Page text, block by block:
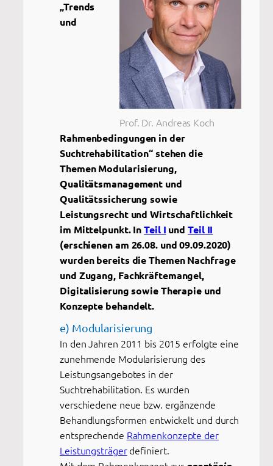
Prof. Dr. Andreas Koch
„Trends
und
Rahmenbedingungen in der
Suchtrehabilitation“ stehen die
Themen Modularisierung,
Qualitätsmanagement und
Qualitätssicherung sowie
Leistungsrecht und Wirtschaftlichkeit
im Mittelpunkt. InTeil I undTeil II
(erschienen am 26.08. und 09.09.2020)
wurden bereits die Themen Nachfrage
und Zugang, Fachkräftemangel,
Digitalisierung sowie Therapie und
Konzepte behandelt.
e) Modularisierung
In den Jahren 2011 bis 2015 erfolgte eine
zunehmende Modularisierung des
Leistungsangebotes in der
Suchtrehabilitation. Es wurden
verschiedene neue bzw. ergänzende
Behandlungsformen entwickelt und durch
entsprechende Rahmenkonzepte der
Leistungsträgerdefiniert.